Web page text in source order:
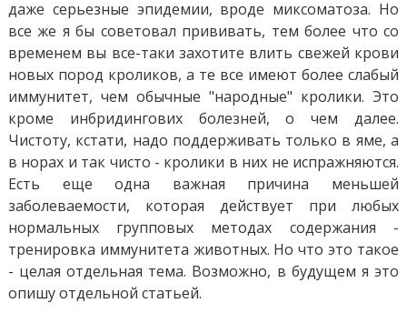
даже серьезные эпидемии, вроде миксоматоза. Но
все же я бы советовал прививать, тем более что со
временем вы все-таки захотите влить свежей крови
новых пород кроликов, а те все имеют более слабый
иммунитет, чем обычные "народные" кролики. Это
кроме инбридингових болезней, о чем далее.
Чистоту, кстати, надо поддерживать только в яме, а
в норах и так чисто - кролики в них не испражняются.
Есть еще одна важная причина меньшей
заболеваемости, которая действует при любых
нормальных групповых методах содержания -
тренировка иммунитета животных. Но что это такое
- целая отдельная тема. Возможно, в будущем я это
опишу отдельной статьей.